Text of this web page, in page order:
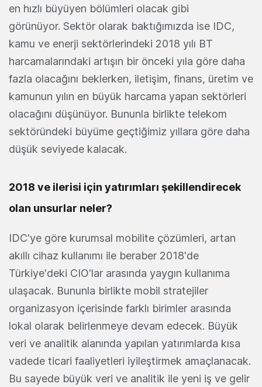
en hızlı büyüyen bölümleri olacak gibi
görünüyor. Sektör olarak baktığımızda ise IDC,
kamu ve enerji sektörlerindeki 2018 yılı BT
harcamalarındaki artışın bir önceki yıla göre daha
fazla olacağını beklerken, iletişim, finans, üretim ve
kamunun yılın en büyük harcama yapan sektörleri
olacağını düşünüyor. Bununla birlikte telekom
sektöründeki büyüme geçtiğimiz yıllara göre daha
düşük seviyede kalacak.
2018 ve ilerisi için yatırımları şekillendirecek
olan unsurlar neler?
IDC'ye göre kurumsal mobilite çözümleri, artan
akıllı cihaz kullanımı ile beraber 2018'de
Türkiye'deki CIO'lar arasında yaygın kullanıma
ulaşacak. Bununla birlikte mobil stratejiler
organizasyon içerisinde farklı birimler arasında
lokal olarak belirlenmeye devam edecek. Büyük
veri ve analitik alanında yapılan yatırımlarda kısa
vadede ticari faaliyetleri iyileştirmek amaçlanacak.
Bu sayede büyük veri ve analitik ile yeni iş ve gelir